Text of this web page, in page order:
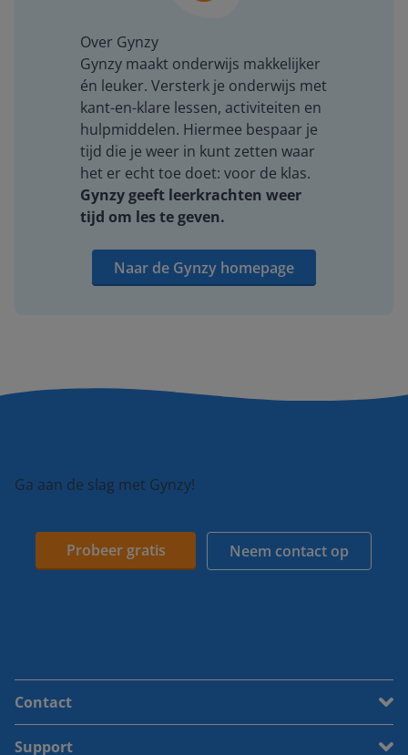
Over Gynzy
Gynzy maakt onderwijs makkelijker
én leuker. Versterk je onderwijs met
kant-en-klare lessen, activiteiten en
hulpmiddelen. Hiermee bespaar je
tijd die je weer in kunt zetten waar
het er echt toe doet: voor de klas.
Gynzy geeft leerkrachten weer
tijd om les te geven.
Naar de Gynzy homepage
Ga aan de slag met Gynzy!
Probeer gratis Neem contact op
Contact
Support